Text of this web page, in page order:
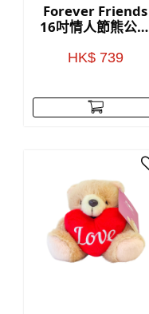
Forever Friends
16吋情人節熊公仔
HK$ 739